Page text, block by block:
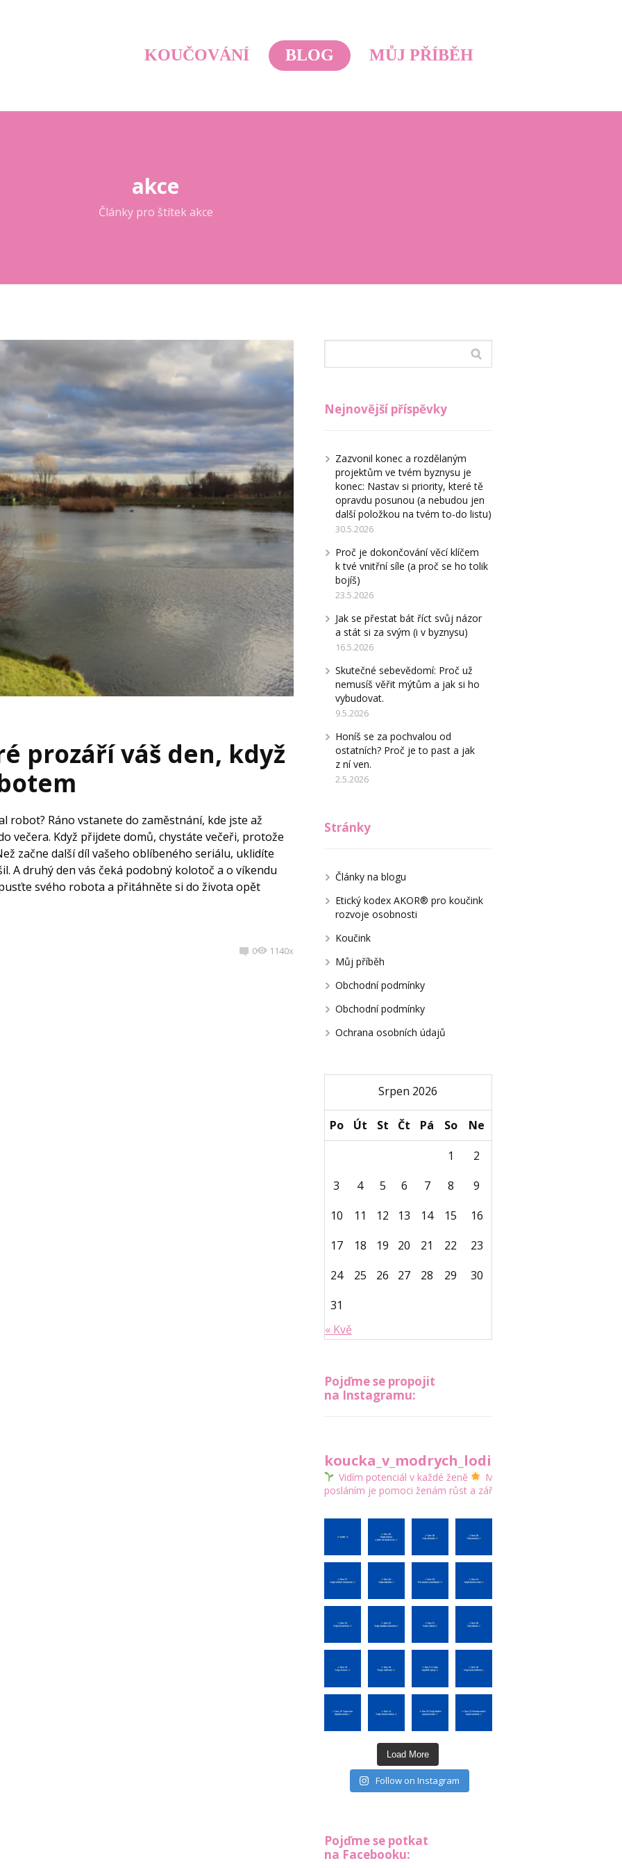
KOUČOVÁNÍ BLOG MŮJ PŘÍBĚH
akce
Články pro štítek akce
prozáří váš den, když
robot? Ráno vstanete do zaměstnání, kde jste až
večera. Když přijdete domů, chystáte večeři, protože
začne další díl vašeho oblíbeného seriálu, uklidíte
A druhý den vás čeká podobný kolotoč a o víkendu
svého robota a přitáhněte si do života opět
0 1140x
Nejnovější příspěvky
Zazvonil konec a rozdělaným
projektům ve tvém byznysu je
konec: Nastav si priority, které tě
opravdu posunou (a nebudou jen
další položkou na tvém to-do listu)
30.5.2026
Proč je dokončování věcí klíčem
k tvé vnitřní síle (a proč se ho tolik
bojíš)
23.5.2026
Jak se přestat bát říct svůj názor
a stát si za svým (i v byznysu)
16.5.2026
Skutečné sebevědomí: Proč už
nemusíš věřit mýtům a jak si ho
vybudovat.
9.5.2026
Honíš se za pochvalou od
ostatních? Proč je to past a jak
z ní ven.
2.5.2026
Stránky
Články na blogu
Etický kodex AKOR® pro koučink
rozvoje osobnosti
Koučink
Můj příběh
Obchodní podmínky
Obchodní podmínky
Ochrana osobních údajů
Srpen 2026
Po Út St Čt Pá So
Ne
1
2
3
4 5 6 7 8
9
10
11 12 13 14 15
16
17
18 19 20 21 22
23
24
25 26 27 28 29
30
31
« Kvě
Pojďme se propojit
na Instagramu:
koucka_v_modrych_lodickach
Vidím potenciál v každé ženě
Mým
posláním je pomoci ženám růst a zářit
Load More
Follow on Instagram
Pojďme se potkat
na Facebooku: